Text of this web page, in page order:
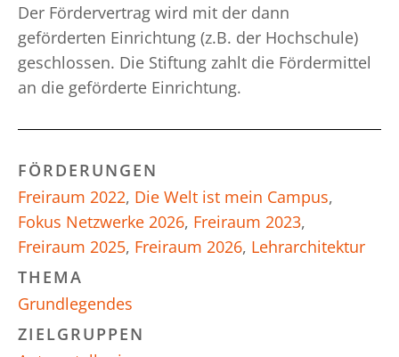
Der Fördervertrag wird mit der dann
geförderten Einrichtung (z.B. der Hochschule)
geschlossen. Die Stiftung zahlt die Fördermittel
an die geförderte Einrichtung.
FÖRDERUNGEN
Freiraum 2022, Die Welt ist mein Campus,
Fokus Netzwerke 2026, Freiraum 2023,
Freiraum 2025, Freiraum 2026, Lehrarchitektur
THEMA
Grundlegendes
ZIELGRUPPEN